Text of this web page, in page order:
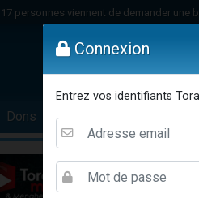
17 personnes viennent de demander une
Il reste 49 places pour étudier en
4 personnes viennent de nous rejoindre
3 personnes viennent de nous rejoindre
Odaya vient de donner son Maasser
3 personnes viennent de faire un don
Dons Femmes Enfants
Connexion
Entrez vos identifiants